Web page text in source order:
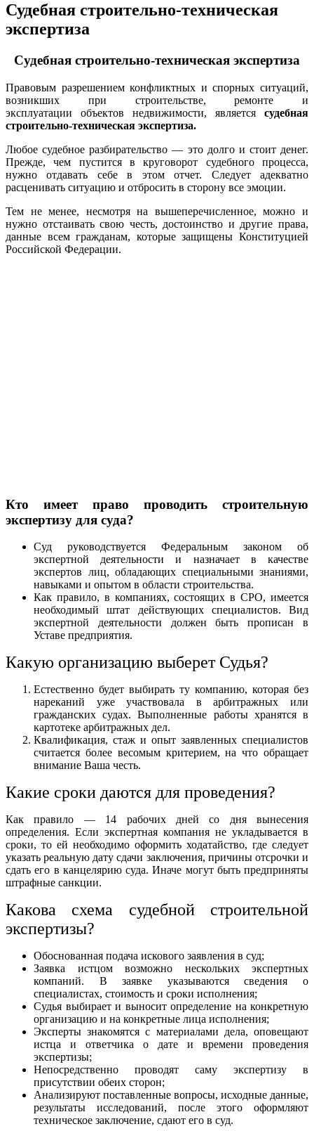
Судебная строительно-техническая
экспертиза
Судебная строительно-техническая экспертиза
Правовым разрешением конфликтных и спорных ситуаций,
возникших при строительстве, ремонте и
эксплуатации объектов недвижимости, является судебная
строительно-техническая экспертиза.
Любое судебное разбирательство — это долго и стоит денег.
Прежде, чем пустится в круговорот судебного процесса,
нужно отдавать себе в этом отчет. Следует адекватно
расценивать ситуацию и отбросить в сторону все эмоции.
Тем не менее, несмотря на вышеперечисленное, можно и
нужно отстаивать свою честь, достоинство и другие права,
данные всем гражданам, которые защищены Конституцией
Российской Федерации.
Кто имеет право проводить строительную
экспертизу для суда?
Суд руководствуется Федеральным законом об
экспертной деятельности и назначает в качестве
экспертов лиц, обладающих специальными знаниями,
навыками и опытом в области строительства.
Как правило, в компаниях, состоящих в СРО, имеется
необходимый штат действующих специалистов. Вид
экспертной деятельности должен быть прописан в
Уставе предприятия.
Какую организацию выберет Судья?
Естественно будет выбирать ту компанию, которая без
нареканий уже участвовала в арбитражных или
гражданских судах. Выполненные работы хранятся в
картотеке арбитражных дел.
Квалификация, стаж и опыт заявленных специалистов
считается более весомым критерием, на что обращает
внимание Ваша честь.
Какие сроки даются для проведения?
Как правило — 14 рабочих дней со дня вынесения
определения. Если экспертная компания не укладывается в
сроки, то ей необходимо оформить ходатайство, где следует
указать реальную дату сдачи заключения, причины отсрочки и
сдать его в канцелярию суда. Иначе могут быть предприняты
штрафные санкции.
Какова схема судебной строительной
экспертизы?
Обоснованная подача искового заявления в суд;
Заявка истцом возможно нескольких экспертных
компаний. В заявке указываются сведения о
специалистах, стоимость и сроки исполнения;
Судья выбирает и выносит определение на конкретную
организацию и на конкретные лица исполнения;
Эксперты знакомятся с материалами дела, оповещают
истца и ответчика о дате и времени проведения
экспертизы;
Непосредственно проводят саму экспертизу в
присутствии обеих сторон;
Анализируют поставленные вопросы, исходные данные,
результаты исследований, после этого оформляют
техническое заключение, сдают его в суд.